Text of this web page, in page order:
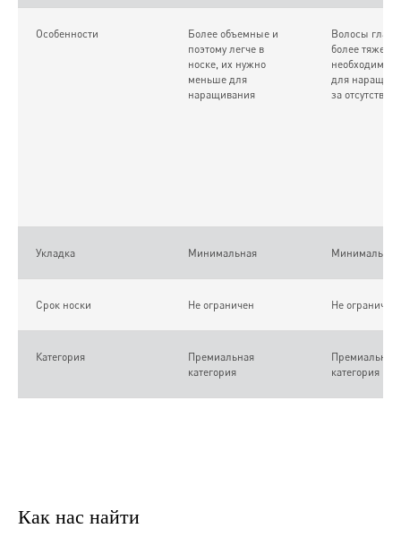
Особенности
Более объемные и
поэтому легче в
носке, их нужно
меньше для
наращивания
Волосы
более
необходимо
для
за отсутствия
Укладка Минимальная Минимальная
Срок носки Не ограничен Не ограничен
Категория
Премиальная
категория
Премиальная
категория
Как нас найти